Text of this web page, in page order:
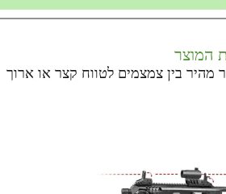
המוצר
מהיר בין צמצמים לטווח קצר או ארוך